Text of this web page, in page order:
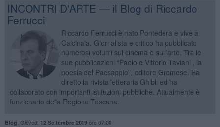
INCONTRI D'ARTE — il Blog di Riccardo
Ferrucci
Riccardo Ferrucci è nato Pontedera e vive a
Calcinaia. Giornalista e critico ha pubblicato
numerosi volumi sul cinema e sull’arte. Tra le
sue pubblicazioni “Paolo e Vittorio Taviani , la
poesia del Paesaggio”, editore Gremese. Ha
diretto la rivista letteraria Ghibli ed ha
collaborato con importanti istituzioni pubbliche. Attualmente è
funzionario della Regione Toscana.
Blog Giovedì 12 Settembre 2019ore 07:00